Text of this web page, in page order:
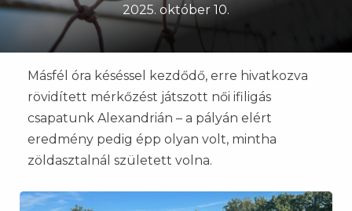
2025. október 10.
Másfél óra késéssel kezdődő, erre hivatkozva
rövidített mérkőzést játszott női ifiligás
csapatunk Alexandrián – a pályán elért
eredmény pedig épp olyan volt, mintha
zöldasztalnál született volna.